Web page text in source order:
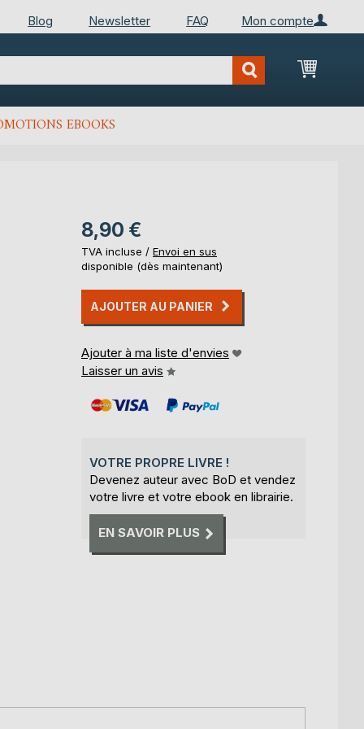
Mon compte
Blog Newsletter FAQ
Mon
EBOOKS
8,90 €
TVA incluse / Envoi en sus
disponible (dès maintenant)
AJOUTER AU PANIER
Ajouter à ma liste d'envies
Laisser un avis
VOTRE PROPRE LIVRE !
Devenez auteur avec BoD et vendez
votre livre et votre ebook en librairie.
EN SAVOIR PLUS